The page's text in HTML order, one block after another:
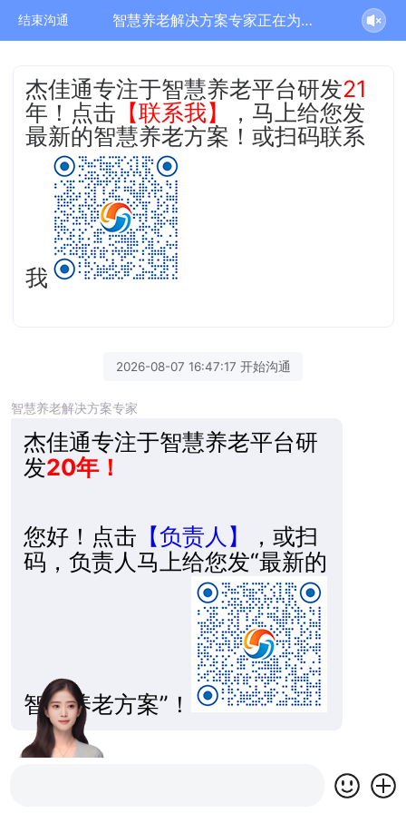
结束沟通 智慧养老解决方案专家正在为您服务
杰佳通专注于智慧养老平台研发21
年！点击 【联系我】
，马上给您发
最新的智慧养老方案！或扫码联系
我
2026-08-07 16:47:17 开始沟通
智慧养老解决方案专家
杰佳通专注于智慧养老平台研
发20年！
您好！点击 【负责人】
，或扫
码，负责人马上给您发“最新的
智慧养老方案”！